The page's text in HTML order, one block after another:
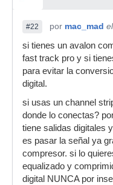
#22 por mac_mad
si tienes un avalon
fast track pro y si
para evitar la
digital.
si usas un channel
donde lo conectas?
tiene salidas digitales
es pasar la señal ya
compresor. si lo
equalizado y
digital NUNCA por